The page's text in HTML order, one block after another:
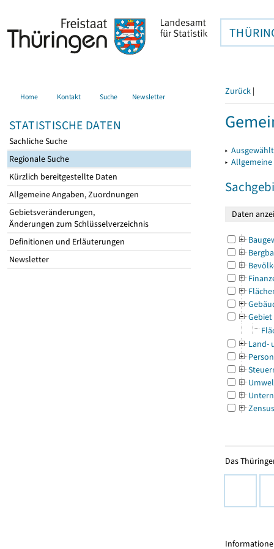
Home Kontakt Suche Newsletter
STATISTISCHE DATEN
Sachliche Suche
Regionale Suche
Kürzlich bereitgestellte Daten
Allgemeine Angaben, Zuordnungen
Gebietsveränderungen,
Änderungen zum Schlüsselverzeichnis
Definitionen und Erläuterungen
Newsletter
Zurück |
▸
▸
Gebiet
Land-
Zensus
Das